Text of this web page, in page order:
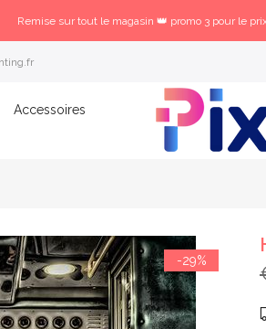
Remise sur tout le magasin 👑 promo 3 pour le
Accessoires
-29%